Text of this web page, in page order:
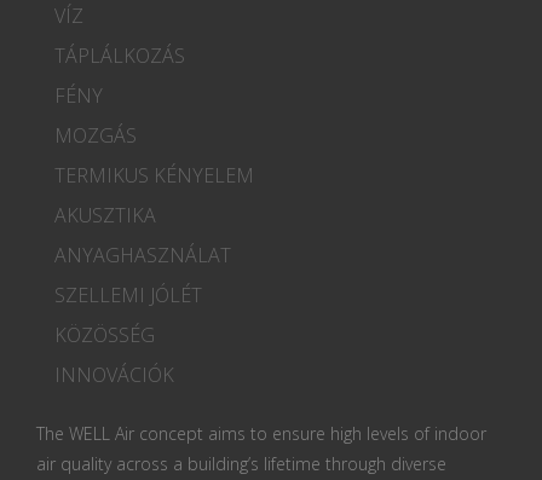
VÍZ
TÁPLÁLKOZÁS
FÉNY
MOZGÁS
TERMIKUS KÉNYELEM
AKUSZTIKA
ANYAGHASZNÁLAT
SZELLEMI JÓLÉT
KÖZÖSSÉG
INNOVÁCIÓK
The WELL Air concept aims to ensure high levels of indoor
air quality across a building’s lifetime through diverse